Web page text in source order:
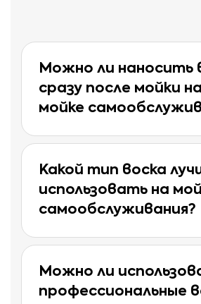
Можно ли наносить
сразу после мойки на
мойке
Какой тип воска
использовать на
самообслуживания?
Можно ли
профессиональные